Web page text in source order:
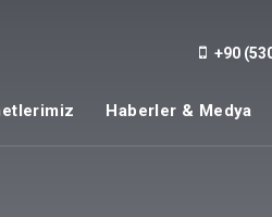
+90
Haberler & Medya